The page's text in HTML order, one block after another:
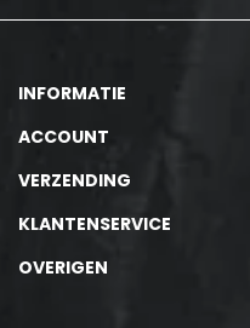
INFORMATIE
ACCOUNT
VERZENDING
KLANTENSERVICE
OVERIGEN